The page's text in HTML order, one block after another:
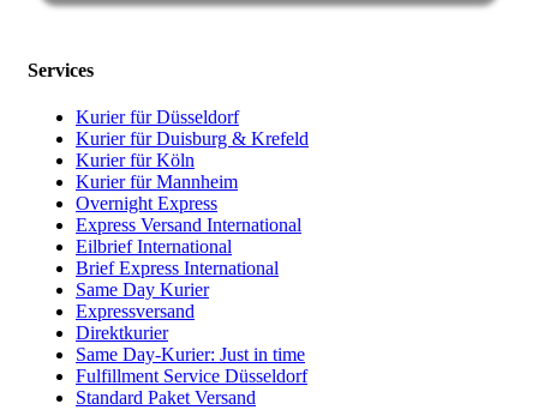
Services
Kurier für Düsseldorf
Kurier für Duisburg & Krefeld
Kurier für Köln
Kurier für Mannheim
Overnight Express
Express Versand International
Eilbrief International
Brief Express International
Same Day Kurier
Expressversand
Direktkurier
Same Day-Kurier: Just in time
Fulfillment Service Düsseldorf
Standard Paket Versand